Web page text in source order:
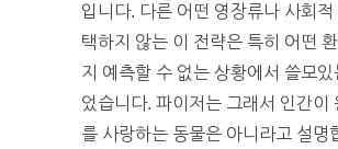
입니다. 다른 어떤 영장류나 사회적
택하지 않는 이 전략은 특히 어떤
지 예측할 수 없는 상황에서 쓸모있
었습니다. 파이저는 그래서 인간이
를 사랑하는 동물은 아니라고 설명